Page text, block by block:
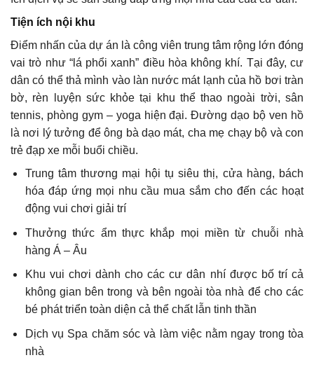
Tiện ích nội khu
Điểm nhấn của dự án là công viên trung tâm rộng lớn đóng
vai trò như “lá phổi xanh” điều hòa không khí. Tại đây, cư
dân có thể thả mình vào làn nước mát lạnh của hồ bơi tràn
bờ, rèn luyện sức khỏe tại khu thể thao ngoài trời, sân
tennis, phòng gym – yoga hiện đại. Đường dạo bộ ven hồ
là nơi lý tưởng để ông bà dạo mát, cha mẹ chạy bộ và con
trẻ đạp xe mỗi buổi chiều.
Trung tâm thương mại hội tụ siêu thị, cửa hàng, bách
hóa đáp ứng mọi nhu cầu mua sắm cho đến các hoạt
động vui chơi giải trí
Thưởng thức ẩm thực khắp mọi miền từ chuỗi nhà
hàng Á – Âu
Khu vui chơi dành cho các cư dân nhí được bố trí cả
không gian bên trong và bên ngoài tòa nhà để cho các
bé phát triển toàn diện cả thể chất lẫn tinh thần
Dịch vụ Spa chăm sóc và làm việc nằm ngay trong tòa
nhà